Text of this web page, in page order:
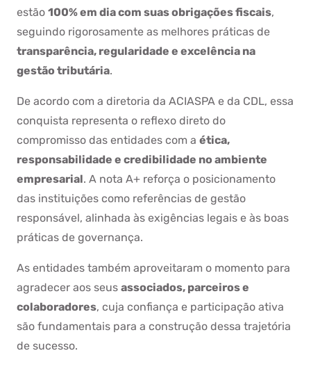
estão 100% em dia com suas obrigações fiscais,
seguindo rigorosamente as melhores práticas de
transparência, regularidade e excelência na
gestão tributária.
De acordo com a diretoria da ACIASPA e da CDL, essa
conquista representa o reflexo direto do
compromisso das entidades com a ética,
responsabilidade e credibilidade no ambiente
empresarial. A nota A+ reforça o posicionamento
das instituições como referências de gestão
responsável, alinhada às exigências legais e às boas
práticas de governança.
As entidades também aproveitaram o momento para
agradecer aos seus associados, parceiros e
colaboradores, cuja confiança e participação ativa
são fundamentais para a construção dessa trajetória
de sucesso.